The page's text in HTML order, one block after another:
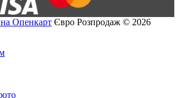
на Опенкарт Євро Розпродаж © 2026